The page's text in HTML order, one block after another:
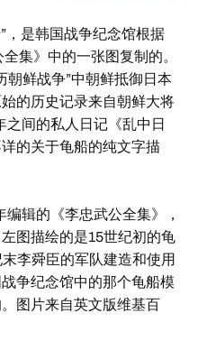
，是韩国战争纪念馆根据
集》中的一张图复制的。
朝鲜战争”中朝鲜抵御日本
的历史记录来自朝鲜大将
间的私人日记《乱中日
的关于龟船的纯文字描
编辑的《李忠武公全集》，
图描绘的是15世纪初的龟
李舜臣的军队建造和使用
争纪念馆中的那个龟船模
图片来自英文版维基百